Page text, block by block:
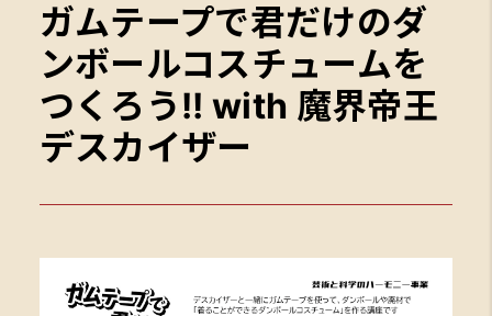
ガムテープで君だけのダ
ンボールコスチュームを
つくろう!! with 魔界帝王
デスカイザー